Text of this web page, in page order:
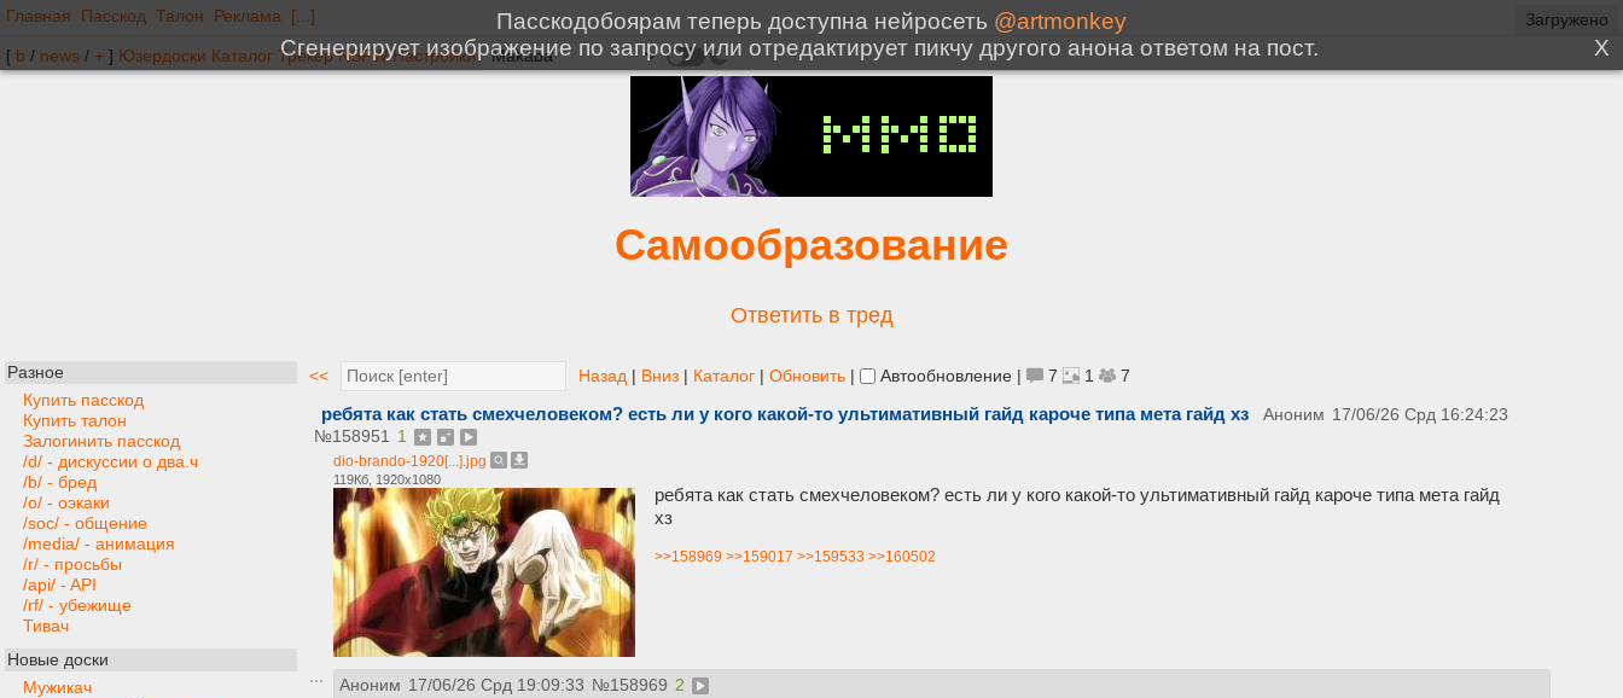
Главная Пасскод Талон Реклама [...]
[ b / news / + ] Юзердоски Каталог Трекер NSFW Настройки
Самообразование
Ответить в тред
Разное
Купить пасскод
Купить талон
Залогинить пасскод
/d/ - дискуссии о два.ч
/b/ - бред
/o/ - оэкаки
/soc/ - общение
/media/ - анимация
/r/ - просьбы
/api/ - API
/rf/ - убежище
Тивач
Новые доски
Мужикач
<< Назад | Вниз | Каталог | Обновить | Автообновление | 7 1 7
ребята как стать смехчеловеком? есть ли у кого какой-то ультимативный гайд кароче типа мета гайд хз Аноним 17/06/26 Срд 16:24:23
№158951 1
dio-brando-1920[...].jpg
119Кб, 1920x1080
ребята как стать смехчеловеком? есть ли у кого какой-то ультимативный гайд кароче типа мета гайд
хз
>>158969 >>159017 >>159533 >>160502
Аноним 17/06/26 Срд 19:09:33 №158969 2
Загружено